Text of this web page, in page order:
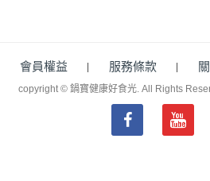
會員權益 服務條款
copyright © 鍋寶健康好食光. All Rights